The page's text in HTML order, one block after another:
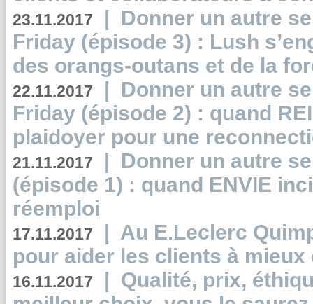
23.11.2017 | Donner un autre
Friday (épisode 3) : Lush
des orangs-outans et de la
22.11.2017 | Donner un autre
Friday (épisode 2) : quand
plaidoyer pour une
21.11.2017 | Donner un autre
(épisode 1) : quand ENVIE
réemploi
17.11.2017 | Au E.Leclerc
pour aider les clients à
16.11.2017 | Qualité, prix,